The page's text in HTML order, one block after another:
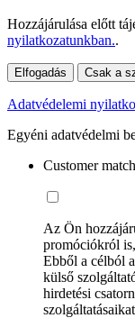
Hozzájárulása előtt
nyilatkozatunkban..
Elfogadás Csak a
Adatvédelemi
Egyéni adatvédelmi
Customer
Az Ön
promóciókról
Ebből a célból
külső
hirdetési